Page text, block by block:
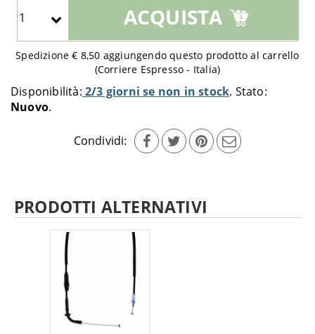
Disponibilità: 2/3 giorni se non in stock Stato:
Nuovo
Condividi:
quantità
aggiungere
al
ACQUISTA
Spedizione € 8,50 aggiungendo questo prodotto al carrello
(Corriere Espresso - Italia)
PRODOTTI ALTERNATIVI